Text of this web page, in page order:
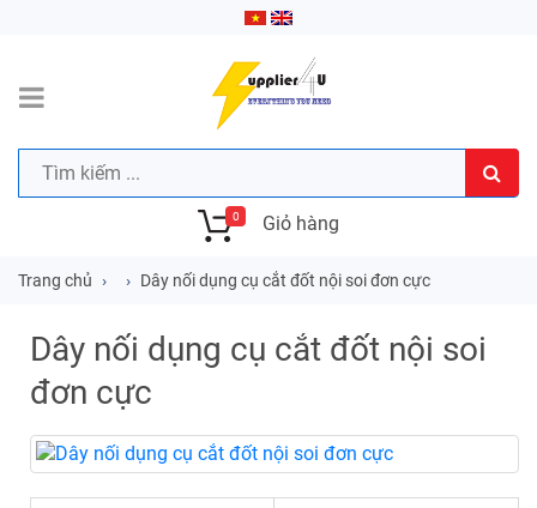
0 Giỏ hàng
Trang chủ Dây nối dụng cụ cắt đốt nội soi đơn cực
Dây nối dụng cụ cắt đốt nội soi
đơn cực